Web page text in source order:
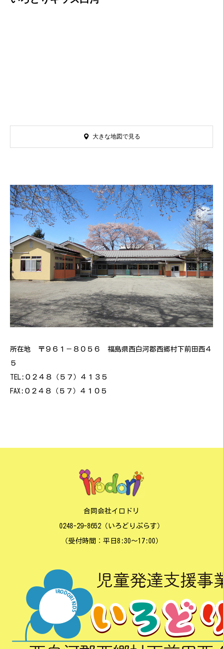
大きな地図で見る
所在地 〒９６１－８０５６ 福島県西白河郡西郷村下前田西４
５
TEL:０２４８（５７）４１３５
FAX:０２４８（５７）４１０５
合同会社イロドリ
0248-29-8652（いろどりぷらす）
（受付時間：平日8:30～17:00）